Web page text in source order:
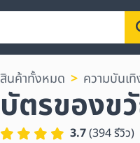
สินค้าทั้งหมด ความบันเทิ
บัตรของข
3.7(394รีวิว)